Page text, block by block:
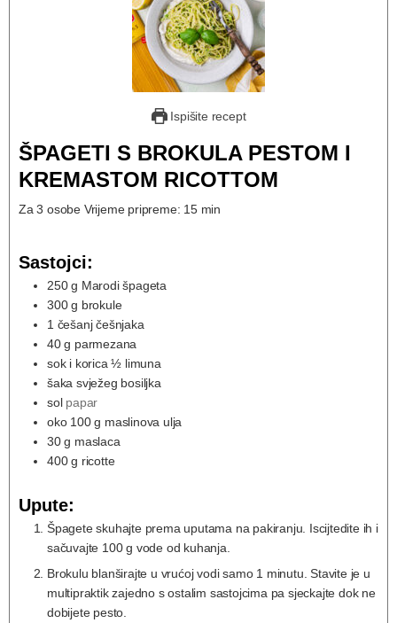
Ispišite recept
ŠPAGETI S BROKULA PESTOM I
KREMASTOM RICOTTOM
Za 3 osobe Vrijeme pripreme: 15 min
Sastojci:
250 g Marodi špageta
300 g brokule
1 češanj češnjaka
40 g parmezana
sok i korica ½ limuna
šaka svježeg bosiljka
sol papar
oko 100 g maslinova ulja
30 g maslaca
400 g ricotte
Upute:
Špagete skuhajte prema uputama na pakiranju. Iscijtedite ih i
sačuvajte 100 g vode od kuhanja.
Brokulu blanširajte u vrućoj vodi samo 1 minutu. Stavite je u
multipraktik zajedno s ostalim sastojcima pa sjeckajte dok ne
dobijete pesto.